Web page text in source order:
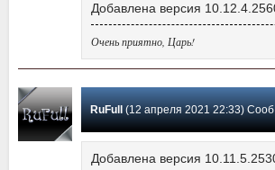
Добавлена версия
Очень приятно, Царь!
RuFull (12 апреля 2021 22:33) Сообщение #238
Добавлена версия